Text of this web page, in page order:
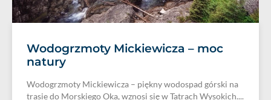
Wodogrzmoty Mickiewicza – moc
natury
Wodogrzmoty Mickiewicza – piękny wodospad górski na
trasie do Morskiego Oka, wznosi się w Tatrach Wysokich....